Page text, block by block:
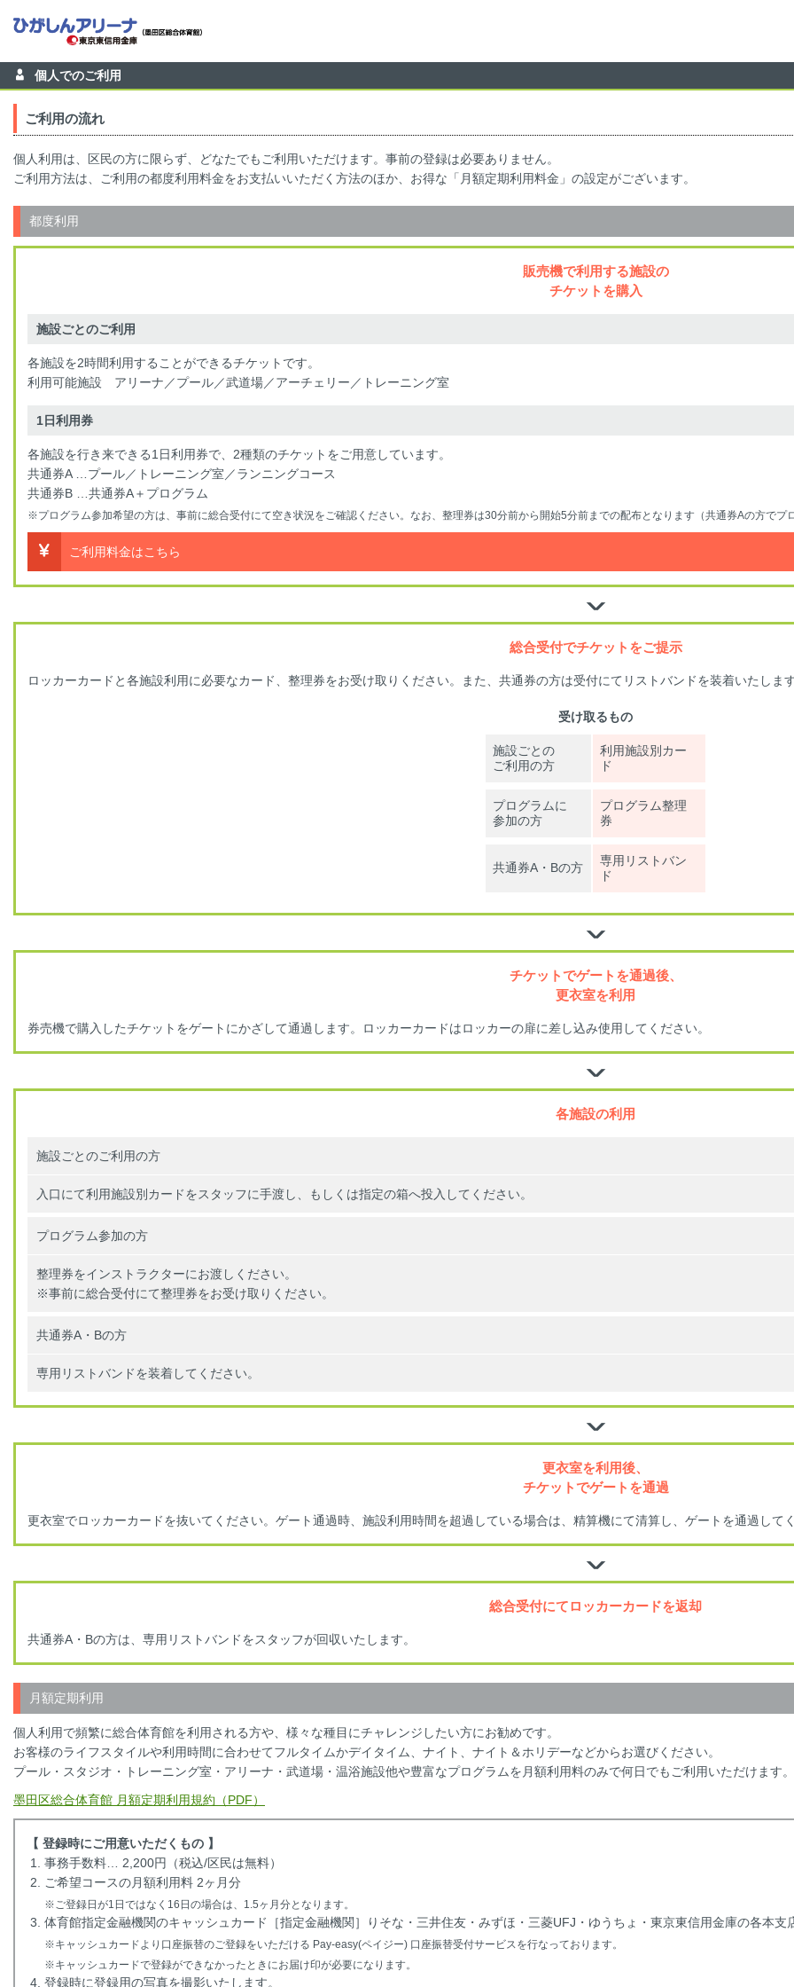
個人でのご利用
ご利用の流れ
個人利用は、区民の方に限らず、どなたでもご利用いただけます。事前の登録は必要ありません。
ご利用方法は、ご利用の都度利用料金をお支払いいただく方法のほか、お得な「月額定期利用料金」の設定がございます。
都度利用
販売機で利用する施設の
チケットを購入
施設ごとのご利用
各施設を2時間利用することができるチケットです。
利用可能施設 アリーナ／プール／武道場／アーチェリー／トレーニング室
1日利用券
各施設を行き来できる1日利用券で、2種類のチケットをご用意しています。
共通券A …プール／トレーニング室／ランニングコース
共通券B …共通券A＋プログラム
※プログラム参加希望の方は、事前に総合受付にて空き状況をご確認ください。なお、整理券は30分前から開始5分前までの配布となります（共通券Aの方でプ
ご利用料金はこちら
総合受付でチケットをご提示
ロッカーカードと各施設利用に必要なカード、整理券をお受け取りください。また、共通券の方は受付にてリストバンドを装着いたしま
受け取るもの
施設ごとの
ご利用の方
利用施設別カー
ド
プログラムに
参加の方
プログラム整理
券
共通券A・Bの方
専用リストバン
ド
チケットでゲートを通過後、
更衣室を利用
券売機で購入したチケットをゲートにかざして通過します。ロッカーカードはロッカーの扉に差し込み使用してください。
各施設の利用
施設ごとのご利用の方
入口にて利用施設別カードをスタッフに手渡し、もしくは指定の箱へ投入してください。
プログラム参加の方
整理券をインストラクターにお渡しください。
※事前に総合受付にて整理券をお受け取りください。
共通券A・Bの方
専用リストバンドを装着してください。
更衣室を利用後、
チケットでゲートを通過
更衣室でロッカーカードを抜いてください。ゲート通過時、施設利用時間を超過している場合は、精算機にて清算し、ゲートを通過して
総合受付にてロッカーカードを返却
共通券A・Bの方は、専用リストバンドをスタッフが回収いたします。
月額定期利用
個人利用で頻繁に総合体育館を利用される方や、様々な種目にチャレンジしたい方にお勧めです。
お客様のライフスタイルや利用時間に合わせてフルタイムかデイタイム、ナイト、ナイト＆ホリデーなどからお選びください。
プール・スタジオ・トレーニング室・アリーナ・武道場・温浴施設他や豊富なプログラムを月額利用料のみで何日でもご利用いただけます。
墨田区総合体育館 月額定期利用規約（PDF）
【 登録時にご用意いただくもの 】
事務手数料… 2,200円（税込/区民は無料）
ご希望コースの月額利用料 2ヶ月分
※ご登録日が1日ではなく16日の場合は、1.5ヶ月分となります。
体育館指定金融機関のキャッシュカード［指定金融機関］りそな・三井住友・みずほ・三菱UFJ・ゆうちょ・東京東信用金庫の各本支
※キャッシュカードより口座振替のご登録をいただける Pay-easy(ペイジー) 口座振替受付サービスを行なっております。
※キャッシュカードで登録ができなかったときにお届け印が必要になります。
登録時に登録用の写真を撮影いたします。